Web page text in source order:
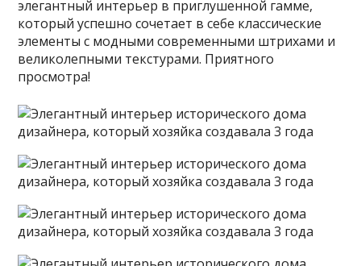
элегантный интерьер в приглушенной гамме,
который успешно сочетает в себе классические
элементы с модными современными штрихами и
великолепными текстурами. Приятного
просмотра!